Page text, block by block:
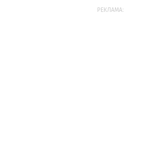
РЕКЛАМА: